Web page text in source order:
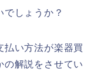
でしょうか？
払い方法が楽器買
の解説をさせてい